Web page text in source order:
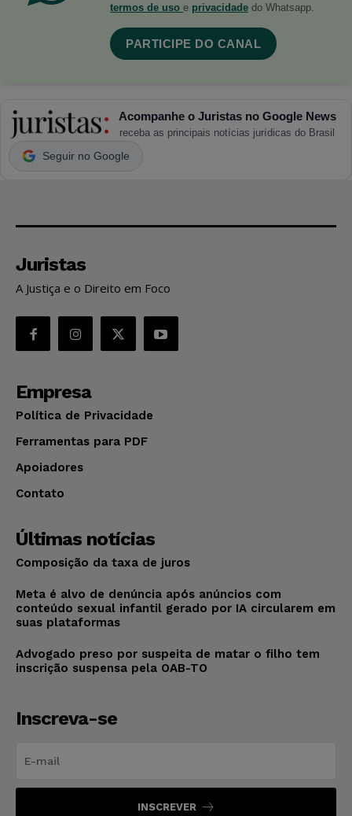
termos de uso e privacidade do Whatsapp.
PARTICIPE DO CANAL
Acompanhe o Juristas no Google News
receba as principais notícias jurídicas do Brasil
Seguir no Google
Juristas
A Justiça e o Direito em Foco
Empresa
Política de Privacidade
Ferramentas para PDF
Apoiadores
Contato
Últimas notícias
Composição da taxa de juros
Meta é alvo de denúncia após anúncios com
conteúdo sexual infantil gerado por IA circularem em
suas plataformas
Advogado preso por suspeita de matar o filho tem
inscrição suspensa pela OAB-TO
Inscreva-se
INSCREVER